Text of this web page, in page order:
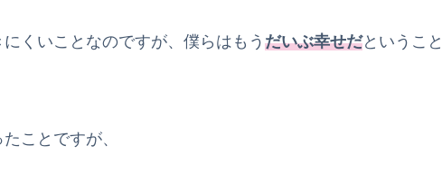
くいことなのですが、僕らはもう だいぶ幸せだということ
ことですが、